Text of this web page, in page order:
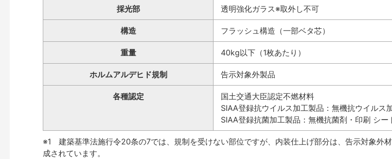
採光部 透明強化ガラス※取外し不可
構造 フラッシュ構造（一部ベタ芯）
重量 40kg以下（1枚あたり）
ホルムアルデヒド規制 告示対象外製品
各種認定
国土交通大臣認定不燃材料
SIAA登録抗ウイルス加工製品：無機抗ウイル
SIAA登録抗菌加工製品：無機抗菌剤・印刷 シ
※1 建築基準法施行令20条の7では、規制を受けない部位ですが、内装仕上げ部分は、告示対象
成されています。